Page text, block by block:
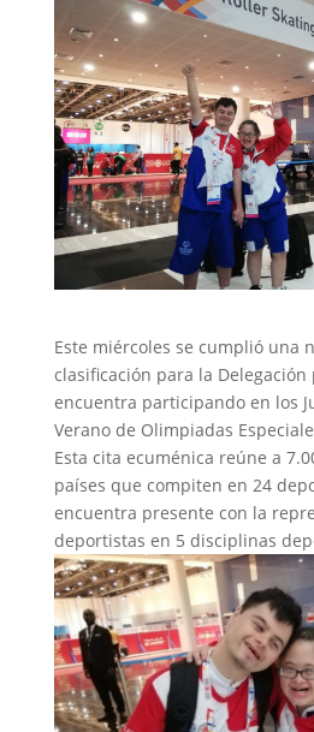
Este miércoles se cumplió una
clasificación para la Delegación
encuentra participando en los
Verano de Olimpiadas
Esta cita ecuménica reúne a
países que compiten en 24
encuentra presente con la
deportistas en 5 disciplinas